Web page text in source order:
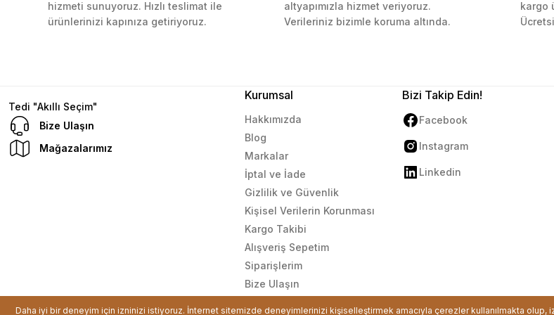
Daha iyi bir deneyim için izninizi istiyoruz. İnternet sitemizde deneyimlerinizi kişiselleştirmek amacıyla çerezler kullanılmakta
L... M... | 11/10/2023
hizmeti sunuyoruz. Hızlı teslimat ile
ürünlerinizi kapınıza getiriyoruz.
altyapımızla hizmet veriyoruz.
Verileriniz bizimle koruma altında.
kargo
Tedi "Akıllı Seçim"
Bize Ulaşın
Mağazalarımız
Kurumsal
Hakkımızda
Blog
Markalar
İptal ve İade
Gizlilik ve Güvenlik
Kişisel Verilerin Korunması
Kargo Takibi
Alışveriş Sepetim
Siparişlerim
Bize Ulaşın
Bizi Takip Edin!
Facebook
Instagram
Linkedin
© Tüm hakları saklıdır. Kredi kartı bilgileriniz 256bit SSL sertifikası ile korunmaktadır.